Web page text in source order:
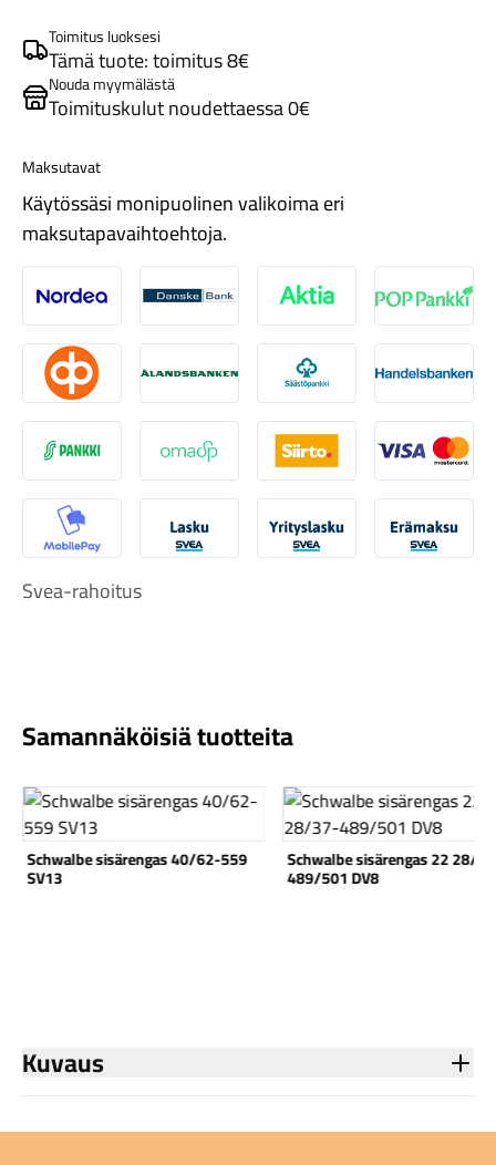
Kaupunkisähköpyörät
Tarvikkeet
Renkaat
Komponentit
määrä
Toimitus luoksesi
Tämä tuote: toimitus 8€
Nouda myymälästä
Toimituskulut noudettaessa 0€
Maksutavat
Käytössäsi monipuolinen valikoima eri
maksutapavaihtoehtoja.
Nordea Danske Aktia Pop-
Osuuspankki Ålandsbanken Säästöpankki
S-Pankki Omasp Siirto Visa &
MobilePay Svea Lasku Svea yrityslaskuSvea
Svea-rahoitus
Samannäköisiä tuotteita
Katso tuote
Schwalbe sisärengas 40/62-559
SV13
Katso tuote
Schwalbe sisärengas 22 28/
489/501 DV8
Kuvaus